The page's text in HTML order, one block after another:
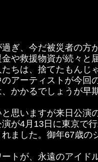
ぎ、今だ被災者の方
や救援物資が続々と
ちは、捨てたもんじ
アーティストが今回
かかるでしょうが早
思いますが来日公演
が4月13日に東京で
ました。御年67歳の
トが、永遠のアイ